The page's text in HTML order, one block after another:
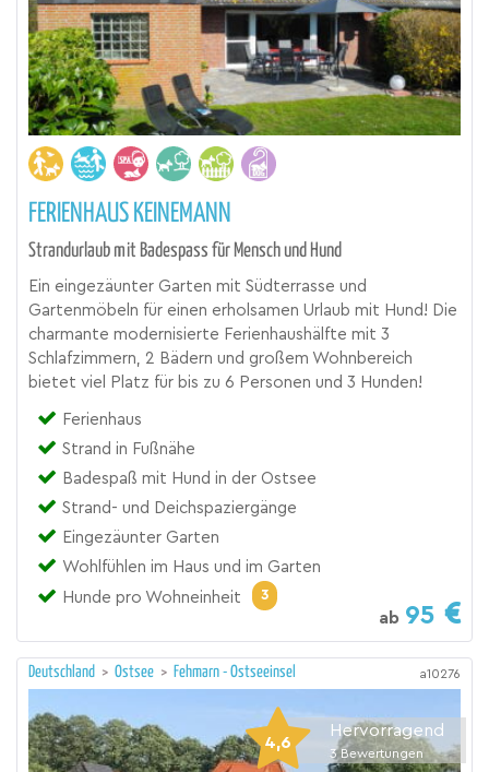
FERIENHAUS KEINEMANN
Strandurlaub mit Badespass für Mensch und Hund
Ein eingezäunter Garten mit Südterrasse und
Gartenmöbeln für einen erholsamen Urlaub mit Hund! Die
charmante modernisierte Ferienhaushälfte mit 3
Schlafzimmern, 2 Bädern und großem Wohnbereich
bietet viel Platz für bis zu 6 Personen und 3 Hunden!
Ferienhaus
Strand in Fußnähe
Badespaß mit Hund in der Ostsee
Strand- und Deichspaziergänge
Eingezäunter Garten
Wohlfühlen im Haus und im Garten
Hunde pro Wohneinheit
3
ab 95
Deutschland > Ostsee > Fehmarn - Ostseeinsel a10276
4,6
Hervorragend
3 Bewertungen